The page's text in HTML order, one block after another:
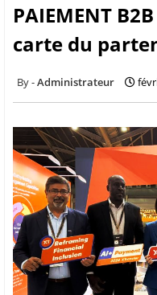
PAIEMENT
carte du
Administrateur